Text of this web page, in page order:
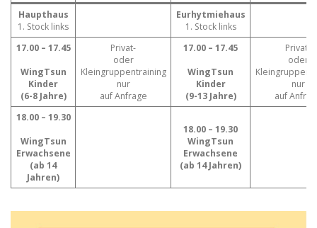
Haupthaus
1. Stock links
Eurhytmiehaus
1. Stock links
17.00 – 17.45
WingTsun
Kinder
(6-8 Jahre)
Privat-
oder
Kleingruppentraining
nur
auf Anfrage
17.00 – 17.45
WingTsun
Kinder
(9-13 Jahre)
Privat-
oder
nur
auf
18.00 – 19.30
WingTsun
Erwachsene
(ab 14
Jahren)
18.00 – 19.30
WingTsun
Erwachsene
(ab 14 Jahren)